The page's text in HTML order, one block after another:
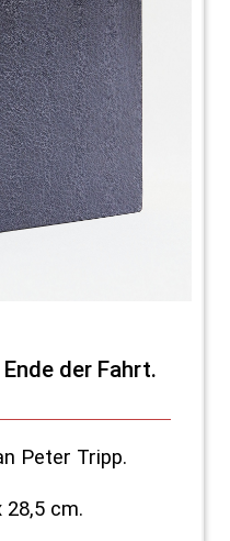
der Fahrt.
Peter Tripp.
28,5 cm.